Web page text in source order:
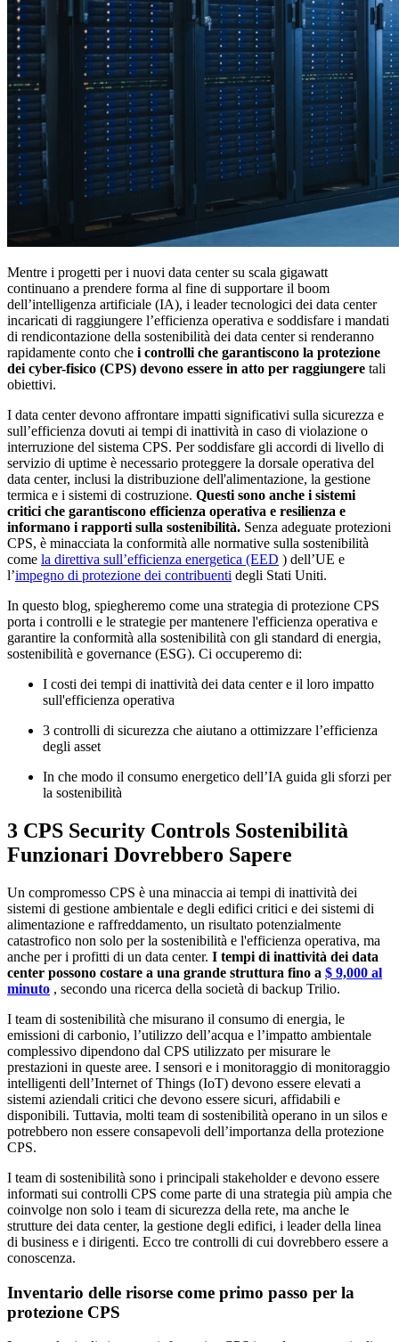
Mentre i progetti per i nuovi data center su scala gigawatt
continuano a prendere forma al fine di supportare il boom
dell’intelligenza artificiale (IA), i leader tecnologici dei data center
incaricati di raggiungere l’efficienza operativa e soddisfare i mandati
di rendicontazione della sostenibilità dei data center si renderanno
rapidamente conto che i controlli che garantiscono la protezione
dei cyber-fisico (CPS) devono essere in atto per raggiungere tali
obiettivi.
I data center devono affrontare impatti significativi sulla sicurezza e
sull’efficienza dovuti ai tempi di inattività in caso di violazione o
interruzione del sistema CPS. Per soddisfare gli accordi di livello di
servizio di uptime è necessario proteggere la dorsale operativa del
data center, inclusi la distribuzione dell'alimentazione, la gestione
termica e i sistemi di costruzione. Questi sono anche i sistemi
critici che garantiscono efficienza operativa e resilienza e
informano i rapporti sulla sostenibilità. Senza adeguate protezioni
CPS, è minacciata la conformità alle normative sulla sostenibilità
come la direttiva sull’efficienza energetica (EED ) dell’UE e
l’impegno di protezione dei contribuenti degli Stati Uniti.
In questo blog, spiegheremo come una strategia di protezione CPS
porta i controlli e le strategie per mantenere l'efficienza operativa e
garantire la conformità alla sostenibilità con gli standard di energia,
sostenibilità e governance (ESG). Ci occuperemo di:
I costi dei tempi di inattività dei data center e il loro impatto
sull'efficienza operativa
3 controlli di sicurezza che aiutano a ottimizzare l’efficienza
degli asset
In che modo il consumo energetico dell’IA guida gli sforzi per
la sostenibilità
3 CPS Security Controls Sostenibilità
Funzionari Dovrebbero Sapere
Un compromesso CPS è una minaccia ai tempi di inattività dei
sistemi di gestione ambientale e degli edifici critici e dei sistemi di
alimentazione e raffreddamento, un risultato potenzialmente
catastrofico non solo per la sostenibilità e l'efficienza operativa, ma
anche per i profitti di un data center. I tempi di inattività dei data
center possono costare a una grande struttura fino a $ 9,000 al
minuto , secondo una ricerca della società di backup Trilio.
I team di sostenibilità che misurano il consumo di energia, le
emissioni di carbonio, l’utilizzo dell’acqua e l’impatto ambientale
complessivo dipendono dal CPS utilizzato per misurare le
prestazioni in queste aree. I sensori e i monitoraggio di monitoraggio
intelligenti dell’Internet of Things (IoT) devono essere elevati a
sistemi aziendali critici che devono essere sicuri, affidabili e
disponibili. Tuttavia, molti team di sostenibilità operano in un silos e
potrebbero non essere consapevoli dell’importanza della protezione
CPS.
I team di sostenibilità sono i principali stakeholder e devono essere
informati sui controlli CPS come parte di una strategia più ampia che
coinvolge non solo i team di sicurezza della rete, ma anche le
strutture dei data center, la gestione degli edifici, i leader della linea
di business e i dirigenti. Ecco tre controlli di cui dovrebbero essere a
conoscenza.
Inventario delle risorse come primo passo per la
protezione CPS